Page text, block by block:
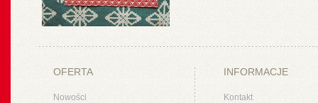
OFERTA
Nowości
INFORMACJE
Kontakt